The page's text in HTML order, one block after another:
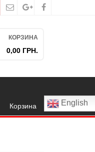
КОРЗИНА
0,00 ГРН.
Корзина English